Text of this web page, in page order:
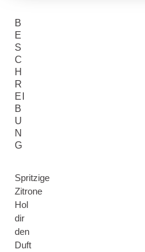
B
E
S
C
H
R
EI
B
U
N
G
Spritzige
Zitrone
Hol
dir
den
Duft